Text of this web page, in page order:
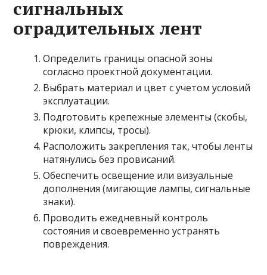
сигнальных
оградительных лент
Определить границы опасной зоны
согласно проектной документации.
Выбрать материал и цвет с учетом условий
эксплуатации.
Подготовить крепежные элементы (скобы,
крюки, клипсы, тросы).
Расположить закрепления так, чтобы ленты
натянулись без провисаний.
Обеспечить освещение или визуальные
дополнения (мигающие лампы, сигнальные
знаки).
Проводить ежедневный контроль
состояния и своевременно устранять
повреждения.